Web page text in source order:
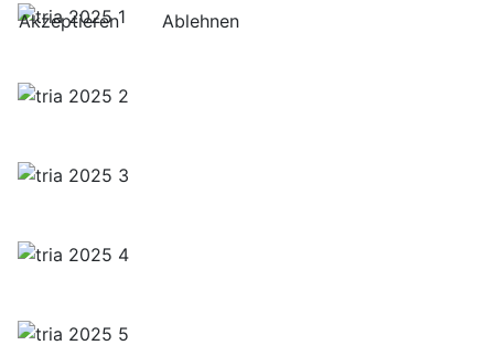
Akzeptieren Ablehnen